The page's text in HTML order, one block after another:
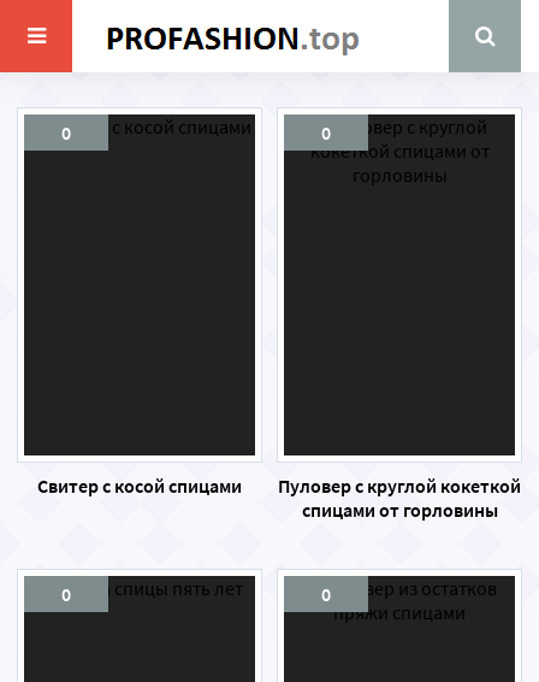
0
Свитер с косой спицами
0
Пуловер с круглой кокеткой
спицами от горловины
0 0